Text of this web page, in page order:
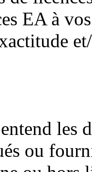
EA à
les
ou